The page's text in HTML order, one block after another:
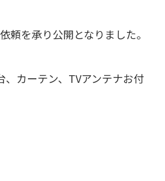
頼を承り公開となりました。
、カーテン、TVアンテナお付